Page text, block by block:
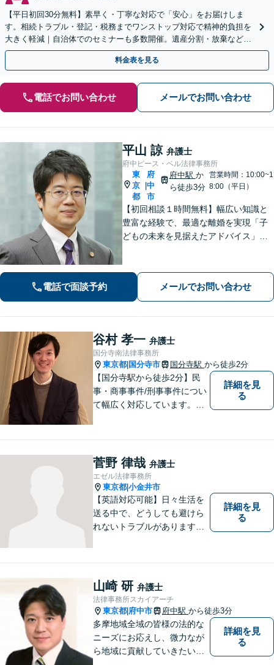
【平日初回30分無料】素早く・丁寧な対応で「安心」をお届けしま
す。相続トラブル・登記・税務までワンストップ対応で精神的負担を
大きく軽減｜自治体でのセミナーも多数開催。遺産分割・放棄などま
ずはお気軽にご相談ください【通知税理士】
料金表を見る
電話でお問い合わせ メールでお問い合わせ
平山 諒 弁護士
府中ピース・ベル法律事務所
東
京
都
府
中
市
府中駅 か
ら徒歩3分
営業時間：10:00~1
8:00（平日）
【初回相談１時間無料】幅広い知識と
豊富な経験で、最適な離婚を実現「子
どもの未来を見据えたアドバイス」
ラスメント対策措置をレクチャー。過
労死・過労自殺などの問題にも精通
【府中駅3分】
電話で面談予約 メールでお問い合わせ
谷村 孝一 弁護士
国分寺南法律事務所
東京都 国分寺市 国分寺駅 から徒歩2分
【国分寺駅から徒歩2分】民
事・商事事件/刑事事件につい
て幅広く対応しています。ま
詳細を見
る
菅野 律哉 弁護士
エゼル法律事務所
東京都 小金井市
【英語対応可能】日々生活を
送る中で、どうしても避けら
れないトラブルがあります。
かどうかを一緒に考えていき
ます。 まずはお気軽にご相談
ください。
詳細を見
る
山崎 研 弁護士
法律事務所スカイアーチ
東京都 府中市 府中駅 から徒歩3分
多摩地域全域の皆様の法的な
ニーズにお応えし、微力なが
ら地域に貢献していきたいと
詳細を見
る